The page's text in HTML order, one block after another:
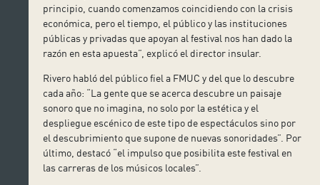
principio, cuando comenzamos coincidiendo con la crisis
económica, pero el tiempo, el público y las instituciones
públicas y privadas que apoyan al festival nos han dado la
razón en esta apuesta”, explicó el director insular.
Rivero habló del público fiel a FMUC y del que lo descubre
cada año: “La gente que se acerca descubre un paisaje
sonoro que no imagina, no solo por la estética y el
despliegue escénico de este tipo de espectáculos sino por
el descubrimiento que supone de nuevas sonoridades”. Por
último, destacó “el impulso que posibilita este festival en
las carreras de los músicos locales”.